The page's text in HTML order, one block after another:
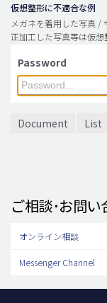
仮想整形に不適合な例
メガネを着用した写真 /
正加工した写真等は仮想
Password
Document List
ご相談･お問い
オンライン相談
Messenger Channel